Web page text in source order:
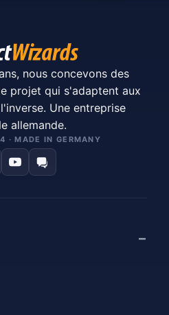
nous concevons des
projet qui s'adaptent aux
Une entreprise
allemande.
· MADE IN GERMANY